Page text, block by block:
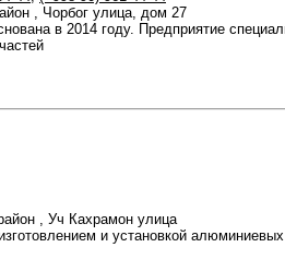
, Чорбог улица, дом 27
в 2014 году. Предприятие
, Уч Кахрамон улица
и установкой